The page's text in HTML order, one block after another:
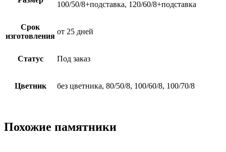
100/50/8+подставка, 120/60/8+подставка
Срок
изготовления
от 25 дней
Статус Под заказ
Цветник без цветника, 80/50/8, 100/60/8, 100/70/8
Похожие памятники